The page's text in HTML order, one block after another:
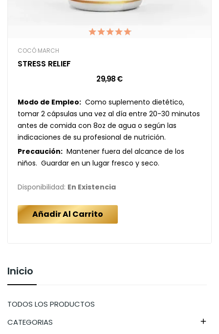
Inicio
TODOS LOS PRODUCTOS
CATEGORIAS

COCÓ MARCH
STRESS RELIEF
29,98 €
Modo de Empleo: Como suplemento dietético,
tomar 2 cápsulas una vez al día entre 20-30 minutos
antes de comida con 8oz de agua o según las
indicaciones de su profesional de nutrición.
Precaución: Mantener fuera del alcance de los
niños. Guardar en un lugar fresco y seco.
Disponibilidad: En Existencia
Añadir Al Carrito